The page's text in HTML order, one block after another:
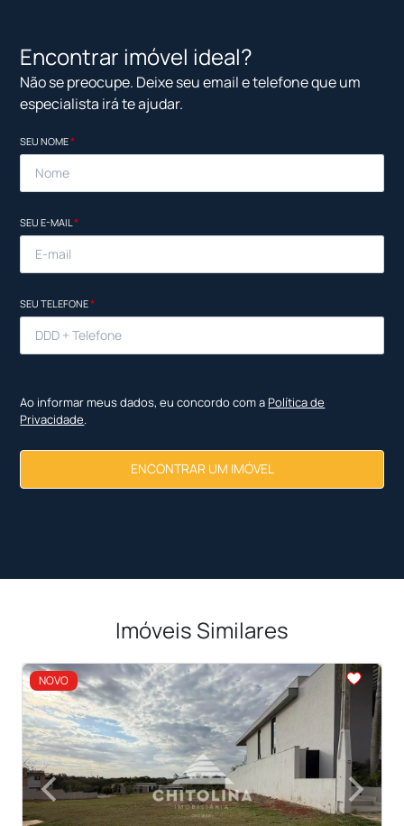
Encontrar imóvel ideal?
Não se preocupe. Deixe seu email e telefone que um
especialista irá te ajudar.
SEU NOME*
SEU E-MAIL*
SEU TELEFONE*
Ao informar meus dados, eu concordo com a Política de
Privacidade.
ENCONTRAR UM IMÓVEL
Imóveis Similares
NOVO
<<<<
‹Previous ›
Next